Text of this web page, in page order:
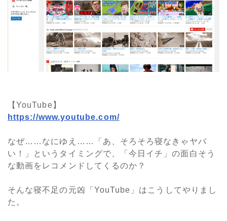
【YouTube】
https://www.youtube.com/
なぜ……なにゆえ……「あ、そろそろ寝なきゃヤバ
い！」というタイミングで、「今日イチ」の面白そう
な動画をレコメンドしてくるのか？
そんな寝不足の元凶「YouTube」はこうしてやりまし
た。